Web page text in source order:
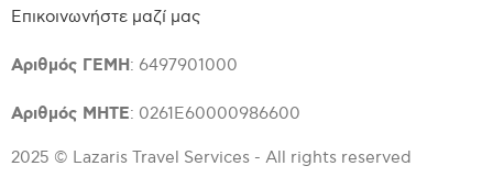
Επικοινωνήστε μαζί μας
Αριθμός ΓΕΜΗ: 6497901000
Αριθμός ΜΗΤΕ: 0261Ε60000986600
2025 © Lazaris Travel Services - All rights reserved